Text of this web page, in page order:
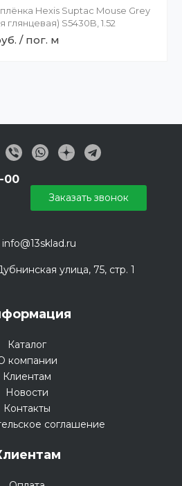
Hexis Suptac Mouse Grey
глянцевая) S5430B, 1.52
/ пог. м
info@13sklad.ru
00
улица, 75, стр. 1
Заказать звонок
Каталог
компании
Клиентам
Новости
Контакты
соглашение